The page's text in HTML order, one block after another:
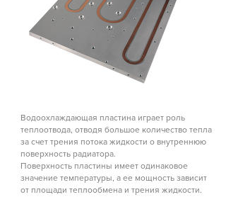
Водоохлаждающая пластина играет роль
теплоотвода, отводя большое количество тепла
за счет трения потока жидкости о внутреннюю
поверхность радиатора.
Поверхность пластины имеет одинаковое
значение температуры, а ее мощность зависит
от площади теплообмена и трения жидкости.